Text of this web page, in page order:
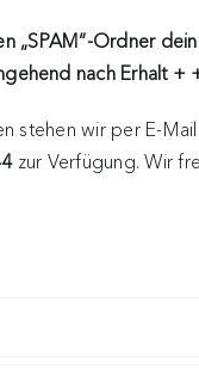
„SPAM“-Ordner
nach Erhalt +
stehen wir per E-
zur Verfügung. Wir